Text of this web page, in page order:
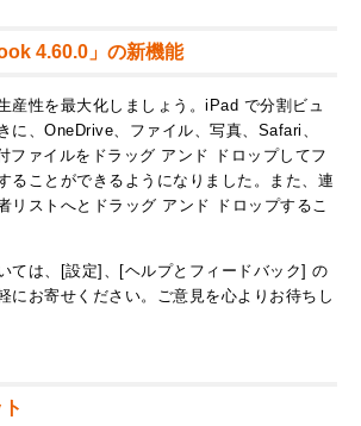
4.60.0」の新機能
産性を最大化しましょう。iPad で分割ビュ
に、OneDrive、ファイル、写真、Safari、
ファイルをドラッグ アンド ドロップしてフ
ることができるようになりました。また、連
リストへとドラッグ アンド ドロップするこ
ては、[設定]、[ヘルプとフィードバック] の
にお寄せください。ご意見を心よりお待ちし